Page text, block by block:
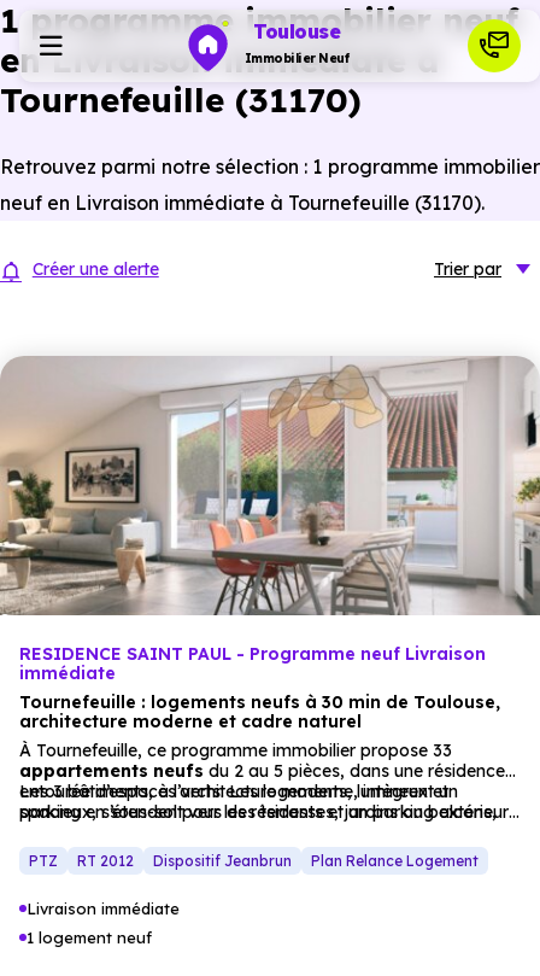
Toulouse
Immobilier Neuf
Ressources
Financer
1 programme immobilier neuf
en Livraison immédiate à
Tournefeuille (31170)
Retrouvez parmi notre sélection : 1 programme immobilier
neuf en Livraison immédiate à Tournefeuille (31170).
Créer une alerte Trier par
RESIDENCE SAINT PAUL - Programme neuf Livraison
immédiate
Tournefeuille : logements neufs à 30 min de Toulouse,
architecture moderne et cadre naturel
À Tournefeuille, ce programme immobilier propose 33
appartements neufs du 2 au 5 pièces, dans une résidence
entourée d’espaces verts. Les logements, lumineux et
spacieux, s’étendent vers des terrasses, jardins ou balcons,
Les 3 bâtiments, à l’architecture moderne, intègrent un
parking en sous-sol pour les résidents et un parking extérieur
allierproximitéde Toulouse et tranquillité.
PTZ RT 2012 Dispositif Jeanbrun Plan Relance Logement
Livraison immédiate
1 logement neuf